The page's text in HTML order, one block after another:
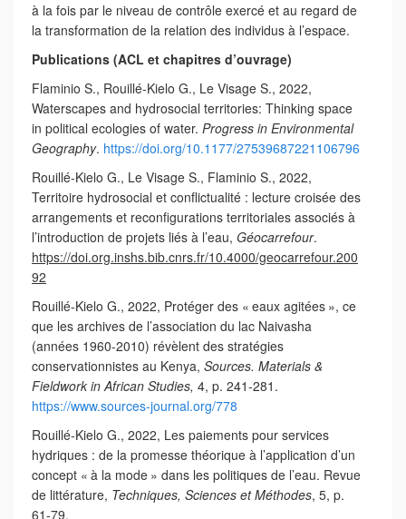
à la fois par le niveau de contrôle exercé et au regard de
la transformation de la relation des individus à l’espace.
Publications (ACL et chapitres d’ouvrage)
Flaminio S., Rouillé-Kielo G., Le Visage S., 2022,
Waterscapes and hydrosocial territories: Thinking space
in political ecologies of water. Progress in Environmental
Geography. https://doi.org/10.1177/27539687221106796
Rouillé-Kielo G., Le Visage S., Flaminio S., 2022,
Territoire hydrosocial et conflictualité : lecture croisée des
arrangements et reconfigurations territoriales associés à
l’introduction de projets liés à l’eau, Géocarrefour.
https://doi.org.inshs.bib.cnrs.fr/10.4000/geocarrefour.200
92
Rouillé-Kielo G., 2022, Protéger des « eaux agitées », ce
que les archives de l’association du lac Naivasha
(années 1960-2010) révèlent des stratégies
conservationnistes au Kenya, Sources. Materials &
Fieldwork in African Studies, 4, p. 241-281.
https://www.sources-journal.org/778
Rouillé-Kielo G., 2022, Les paiements pour services
hydriques : de la promesse théorique à l’application d’un
concept « à la mode » dans les politiques de l’eau. Revue
de littérature, Techniques, Sciences et Méthodes, 5, p.
61-79.